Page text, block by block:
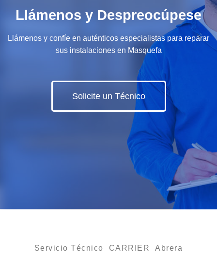
Llámenos y Despreocúpese
Llámenos y confíe en auténticos especialistas para reparar
sus instalaciones en Masquefa
Solicite un Técnico
Servicio Técnico CARRIER Abrera